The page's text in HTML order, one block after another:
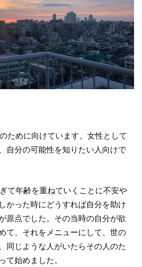
ために向けています。女性として
自分の可能性を知りたい人向けで
て年齢を重ねていくことに不安や
かった時にどうすれば自分を助け
原点でした。その当時の自分が欲
て、それをメニューにして、世の
同じような人がいたらその人のた
て始めました。